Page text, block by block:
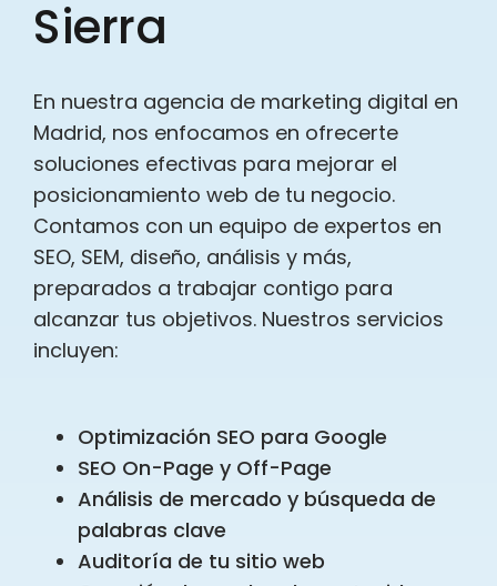
Sierra
En nuestra agencia de marketing digital en
Madrid, nos enfocamos en ofrecerte
soluciones efectivas para mejorar el
posicionamiento web de tu negocio.
Contamos con un equipo de expertos en
SEO, SEM, diseño, análisis y más,
preparados a trabajar contigo para
alcanzar tus objetivos. Nuestros servicios
incluyen:
Optimización SEO para Google
SEO On-Page y Off-Page
Análisis de mercado y búsqueda de
palabras clave
Auditoría de tu sitio web